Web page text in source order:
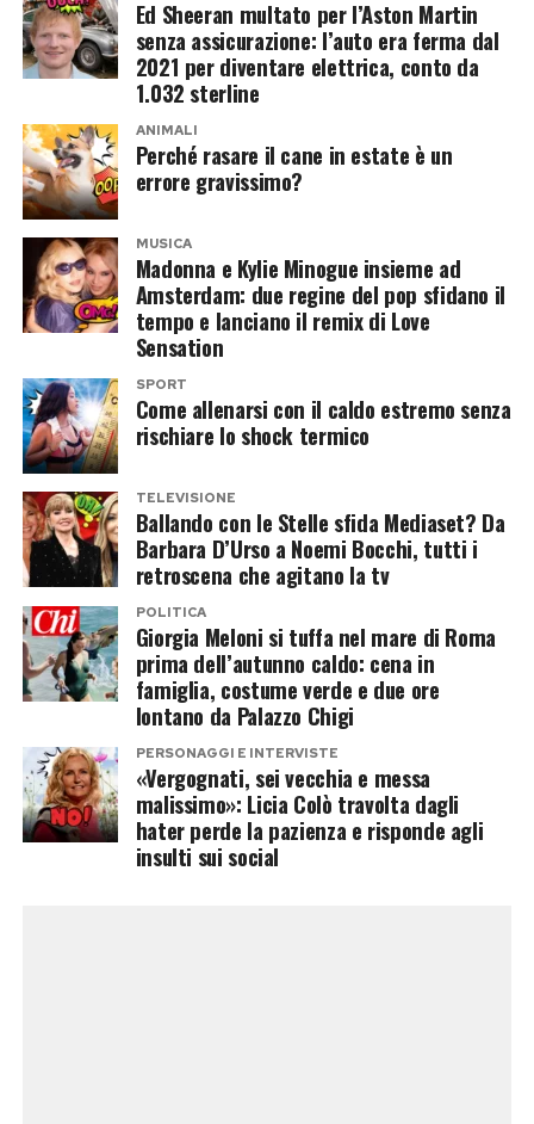
crisi soltanto perché cambiano lo scenario o la
stagione.
Quando il tradimento è il sintomo di
altro
Per molti terapeuti di coppia, il tradimento
rappresenta spesso la conseguenza di difficoltà
già presenti: problemi di comunicazione,
distanza emotiva, bisogno di sentirsi
nuovamente desiderati o ricerca di conferme
personali.
L’estate può semplicemente offrire il contesto
in cui questi bisogni emergono con maggiore
forza.
Al contrario, per molte coppie le vacanze
rappresentano un’opportunità preziosa per
ritrovare tempo da dedicarsi, condividere nuove
esperienze e rafforzare il legame. Più che la
stagione dei tradimenti, l’estate può diventare
quella della riscoperta reciproca.
Post Views: 264
Ed Sheeran multato per l’Aston Martin
senza assicurazione: l’auto era ferma dal
2021 per diventare elettrica, conto da
1.032 sterline
ANIMALI
Perché rasare il cane in estate è un
errore gravissimo?
MUSICA
Madonna e Kylie Minogue insieme ad
Amsterdam: due regine del pop sfidano il
tempo e lanciano il remix di Love
Sensation
SPORT
Come allenarsi con il caldo estremo senza
rischiare lo shock termico
TELEVISIONE
Ballando con le Stelle sfida Mediaset? Da
Barbara D’Urso a Noemi Bocchi, tutti i
retroscena che agitano la tv
POLITICA
Giorgia Meloni si tuffa nel mare di Roma
prima dell’autunno caldo: cena in
famiglia, costume verde e due ore
lontano da Palazzo Chigi
PERSONAGGI E INTERVISTE
«Vergognati, sei vecchia e messa
malissimo»: Licia Colò travolta dagli
hater perde la pazienza e risponde agli
insulti sui social